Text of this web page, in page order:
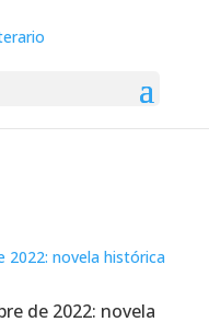
de 2022: novela